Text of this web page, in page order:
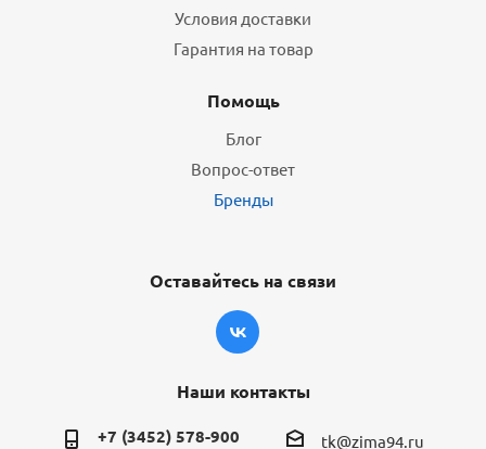
Условия доставки
Гарантия на товар
Помощь
Блог
Вопрос-ответ
Бренды
Оставайтесь на связи
Наши контакты
+7 (3452) 578-900 tk@zima94.ru